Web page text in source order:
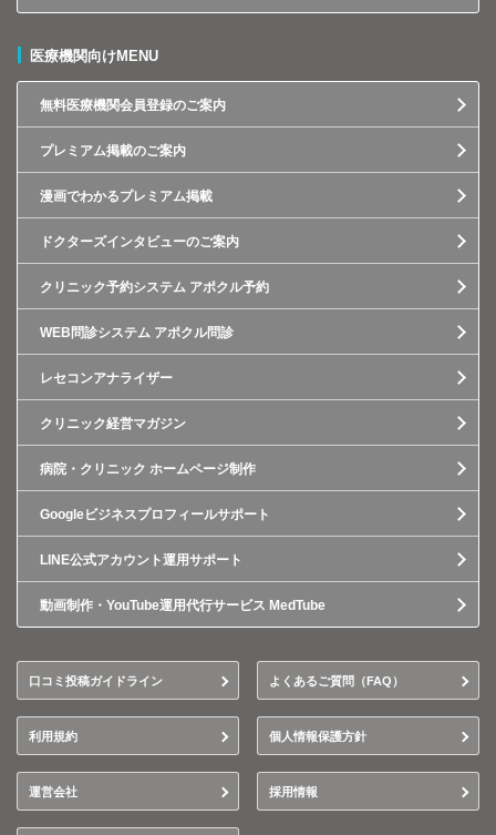
医療機関向けMENU
無料医療機関会員登録のご案内
プレミアム掲載のご案内
漫画でわかるプレミアム掲載
ドクターズインタビューのご案内
クリニック予約システム アポクル予約
WEB問診システム アポクル問診
レセコンアナライザー
クリニック経営マガジン
病院・クリニック ホームページ制作
Googleビジネスプロフィールサポート
LINE公式アカウント運用サポート
動画制作・YouTube運用代行サービス MedTube
口コミ投稿ガイドライン よくあるご質問（FAQ）
利用規約 個人情報保護方針
運営会社 採用情報